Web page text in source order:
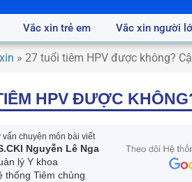
Vắc xin trẻ em Vắc xin người
» 27 tuổi tiêm HPV được không?
HPV ĐƯỢC
vấn chuyên môn bài viết
Nguyễn Lê Nga
lý Y khoa
thống Tiêm chủng